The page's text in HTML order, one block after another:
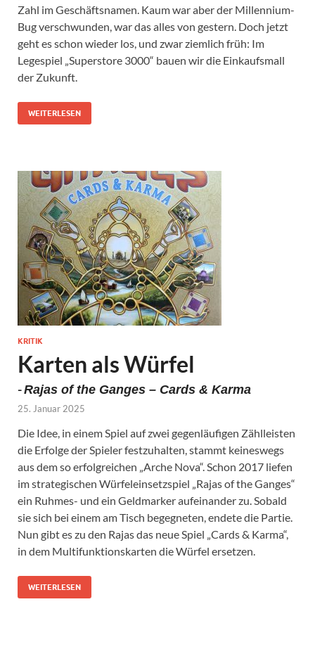
Zahl im Geschäftsnamen. Kaum war aber der Millennium-
Bug verschwunden, war das alles von gestern. Doch jetzt
geht es schon wieder los, und zwar ziemlich früh: Im
Legespiel „Superstore 3000“ bauen wir die Einkaufsmall
der Zukunft.
WEITERLESEN
KRITIK
Karten als Würfel
-Rajas of the Ganges – Cards & Karma
25. Januar 2025
Die Idee, in einem Spiel auf zwei gegenläufigen Zählleisten
die Erfolge der Spieler festzuhalten, stammt keineswegs
aus dem so erfolgreichen „Arche Nova“. Schon 2017 liefen
im strategischen Würfeleinsetzspiel „Rajas of the Ganges“
ein Ruhmes- und ein Geldmarker aufeinander zu. Sobald
sie sich bei einem am Tisch begegneten, endete die Partie.
Nun gibt es zu den Rajas das neue Spiel „Cards & Karma“,
in dem Multifunktionskarten die Würfel ersetzen.
WEITERLESEN